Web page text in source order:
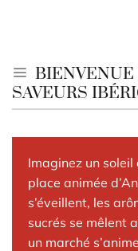
BIENVENUE
SAVEURS
Imaginez un
place animée
s’éveillent, les
sucrés se mêlent
un marché